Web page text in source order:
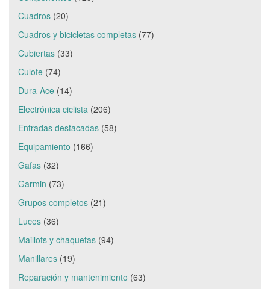
Cuadros (20)
Cuadros y bicicletas completas (77)
Cubiertas (33)
Culote (74)
Dura-Ace (14)
Electrónica ciclista (206)
Entradas destacadas (58)
Equipamiento (166)
Gafas (32)
Garmin (73)
Grupos completos (21)
Luces (36)
Maillots y chaquetas (94)
Manillares (19)
Reparación y mantenimiento (63)